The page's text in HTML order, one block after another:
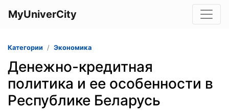
MyUniverCity
Категории Экономика
Денежно-кредитная
политика и ее особенности в
Республике Беларусь